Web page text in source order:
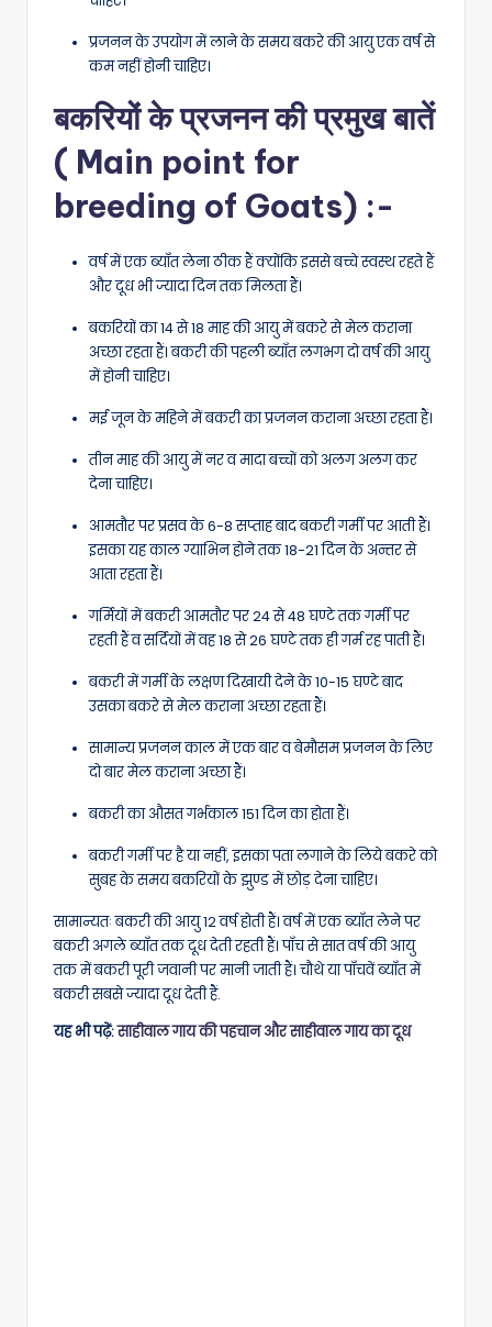
प्रजनन के उपयोग में लाने के समय बकरे की आयु एक वर्ष से
कम नहीं होनी चाहिए।
बकरियों के प्रजनन की प्रमुख बातें
( Main point for
breeding of Goats) :-
वर्ष में एक ब्याँत लेना ठीक हैं क्योंकि इससे बच्चे स्वस्थ रहते हैं
और दूध भी ज्यादा दिन तक मिलता हैं।
बकरियों का 14 से 18 माह की आयु में बकरे से मेल कराना
अच्छा रहता हैं। बकरी की पहली ब्याँत लगभग दो वर्ष की आयु
में होनी चाहिए।
मई जून के महिने में बकरी का प्रजनन कराना अच्छा रहता हैं।
तीन माह की आयु में नर व मादा बच्चों को अलग अलग कर
देना चाहिए।
आमतौर पर प्रसव के 6-8 सप्ताह बाद बकरी गर्मी पर आती हैं।
इसका यह काल ग्याभिन होने तक 18-21 दिन के अन्तर से
आता रहता हैं।
गर्मियों में बकरी आमतौर पर 24 से 48 घण्टे तक गर्मी पर
रहती हैं व सर्दियों में वह 18 से 26 घण्टे तक ही गर्म रह पाती हैं।
बकरी में गर्मी के लक्षण दिखायी देने के 10-15 घण्टे बाद
उसका बकरे से मेल कराना अच्छा रहता हैं।
सामान्य प्रजनन काल में एक बार व बेमौसम प्रजनन के लिए
दो बार मेल कराना अच्छा हैं।
बकरी का औसत गर्भकाल 151 दिन का होता हैं।
बकरी गर्मी पर है या नहीं, इसका पता लगाने के लिये बकरे को
सुबह के समय बकरियों के झुण्ड में छोड़ देना चाहिए।
सामान्यतः बकरी की आयु 12 वर्ष होती हैं। वर्ष में एक ब्याँत लेने पर
बकरी अगले ब्याँत तक दूध देती रहती हैं। पाँच से सात वर्ष की आयु
तक में बकरी पूरी जवानी पर मानी जाती हैं। चौथे या पाँचवें ब्याँत में
बकरी सबसे ज्यादा दूध देती हैं.
यह भी पढ़ें:साहीवाल गाय की पहचान और साहीवाल गाय का दूध